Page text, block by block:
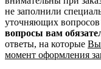
не заполнили
уточняющих вопросов
вопросы вам
ответы, на которые Вы
момент оформления